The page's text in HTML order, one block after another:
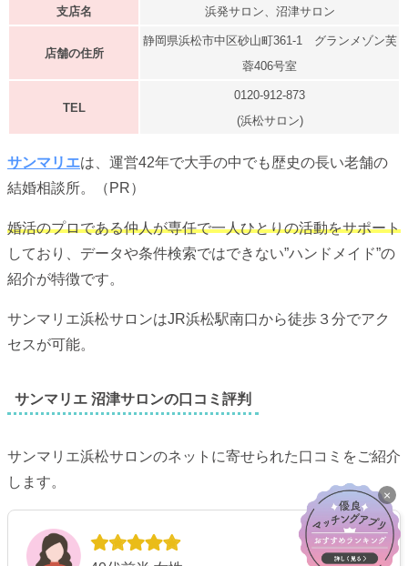
支店名 浜発サロン、沼津サロン
店舗の住所
静岡県浜松市中区砂山町361-1 グランメゾン芙
蓉406号室
TEL
0120-912-873
(浜松サロン)
サンマリエは、運営42年で大手の中でも歴史の長い老舗の
結婚相談所。（PR）
婚活のプロである仲人が専任で一人ひとりの活動をサポート
しており、データや条件検索ではできない”ハンドメイド”の
紹介が特徴です。
サンマリエ浜松サロンはJR浜松駅南口から徒歩３分でアク
セスが可能。
サンマリエ 沼津サロンの口コミ評判
サンマリエ浜松サロンのネットに寄せられた口コミをご紹介
します。
×